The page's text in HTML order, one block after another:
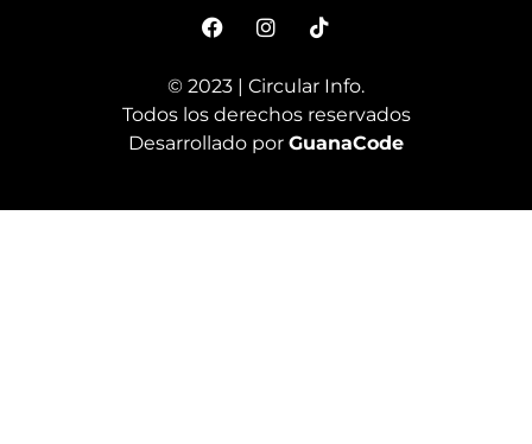
© 2023 | Circular Info.
Todos los derechos reservados
Desarrollado por GuanaCode